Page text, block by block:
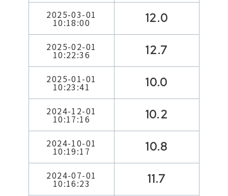
2025-03-01
10:18:00 12.0
2025-02-01
10:22:36 12.7
2025-01-01
10:23:41 10.0
2024-12-01
10:17:16 10.2
2024-10-01
10:19:17 10.8
2024-07-01
10:16:23 11.7